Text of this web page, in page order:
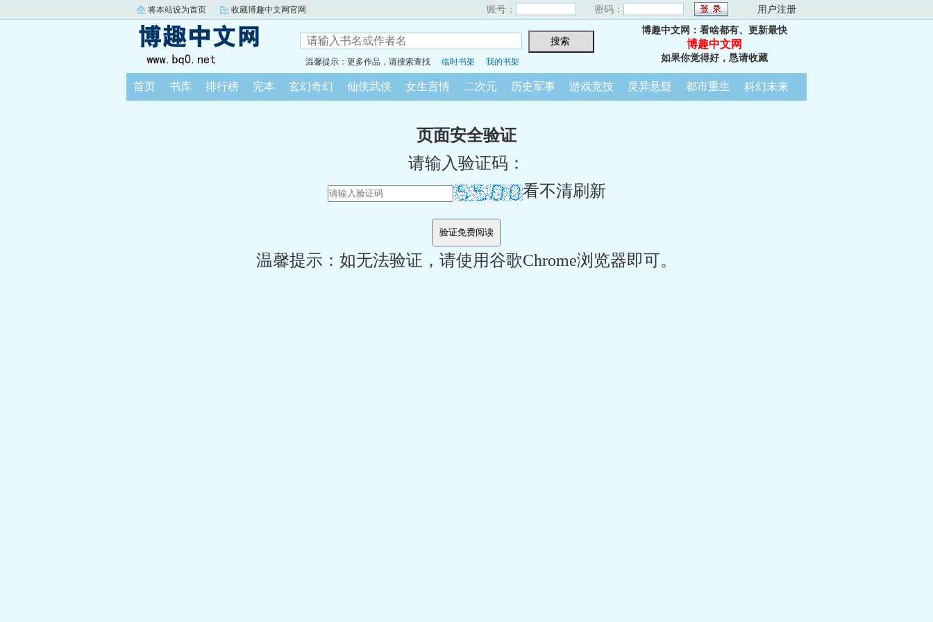
将本站设为首页 收藏博趣中文网官网 账号： 密码： 用户注册
温馨提示：更多作品，请搜索查找 临时书架 我的书架
博趣中文网：看啥都有、更新最快
博趣中文网
如果你觉得好，恳请收藏
首页 书库 排行榜 完本 玄幻奇幻 仙侠武侠 女生言情 二次元 历史军事 游戏竞技 灵异悬疑 都市重生 科幻未来
页面安全验证
请输入验证码：
看不清刷新
温馨提示：如无法验证，请使用谷歌Chrome浏览器即可。